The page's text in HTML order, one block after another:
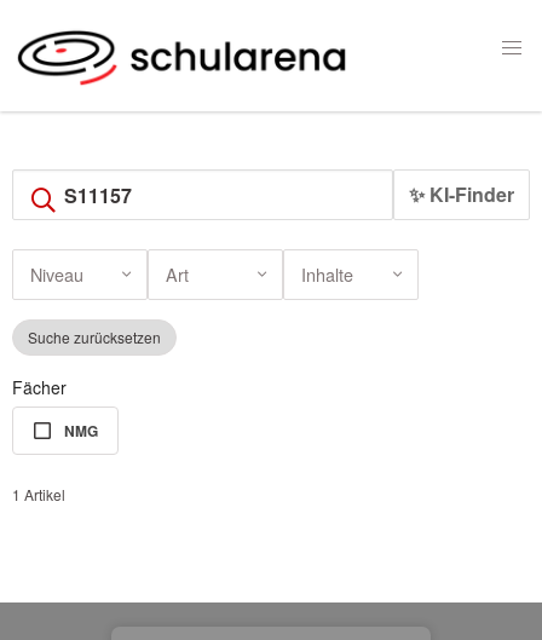
✨ KI-Finder
Niveau Art Inhalte
Suche zurücksetzen
Fächer
NMG
1 Artikel